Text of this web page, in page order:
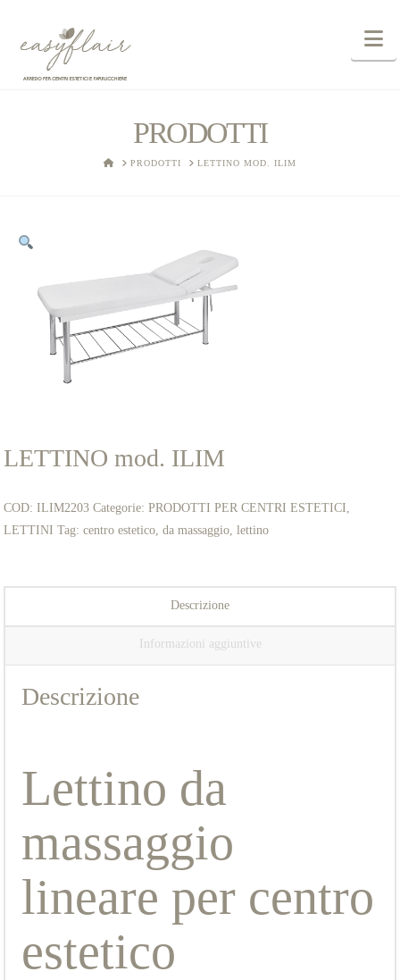
PRODOTTI
HOMEPRODOTTI LETTINO MOD. ILIM
LETTINO mod. ILIM
COD:ILIM2203 Categorie:PRODOTTI PER CENTRI ESTETICI
LETTINI Tag:centro estetico ,da massaggio ,lettino
Descrizione
Informazioni aggiuntive
Descrizione
Lettino da
massaggio
lineare per centro
estetico